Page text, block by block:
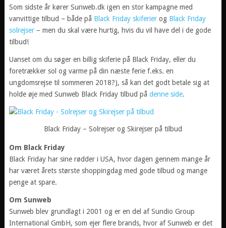
Som sidste år kører Sunweb.dk igen en stor kampagne med
vanvittige tilbud – både på Black Friday skiferierog Black Friday
solrejser– men du skal være hurtig, hvis du vil have del i de gode
tilbud!
Uanset om du søger en billig skiferie på Black Friday, eller du
foretrækker sol og varme på din næste ferie f.eks. en
ungdomsrejse til sommeren 2018?), så kan det godt betale sig at
holde øje med Sunweb Black Friday tilbud på denne side.
Black Friday – Solrejser og Skirejser på tilbud
Om Black Friday
Black Friday har sine rødder i USA, hvor dagen gennem mange år
har været årets største shoppingdag med gode tilbud og mange
penge at spare.
Om Sunweb
Sunweb blev grundlagt i 2001 og er en del af Sundio Group
International GmbH, som ejer flere brands, hvor af Sunweb er det